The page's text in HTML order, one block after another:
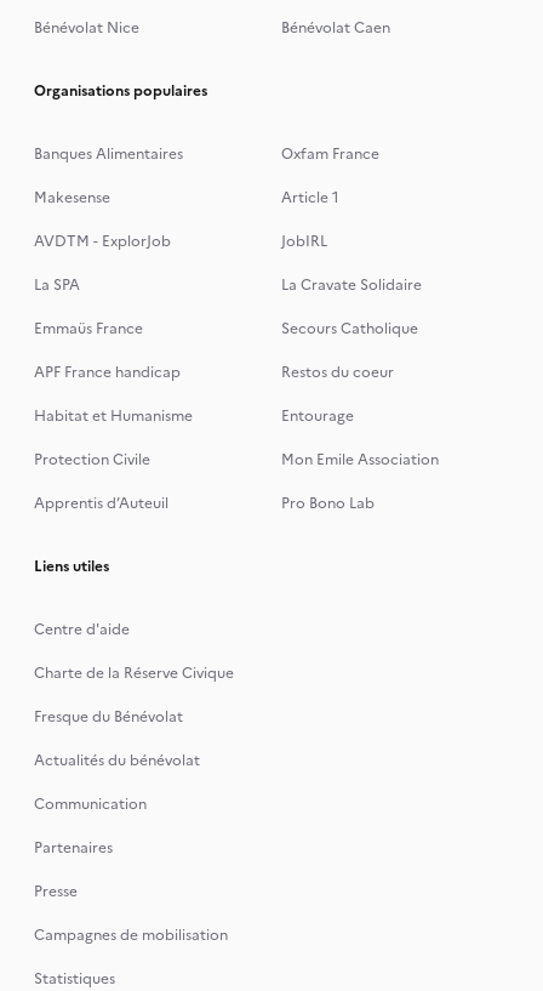
Bénévolat Nice
Bénévolat Caen
Organisations populaires
Banques Alimentaires
Oxfam France
Makesense
Article 1
AVDTM - ExplorJob
JobIRL
La SPA
La Cravate Solidaire
Emmaüs France
Secours Catholique
APF France handicap
Restos du coeur
Habitat et Humanisme
Entourage
Protection Civile
Mon Emile Association
Apprentis d’Auteuil
Pro Bono Lab
Liens utiles
Centre d'aide
Charte de la Réserve Civique
Fresque du Bénévolat
Actualités du bénévolat
Communication
Partenaires
Presse
Campagnes de mobilisation
Statistiques